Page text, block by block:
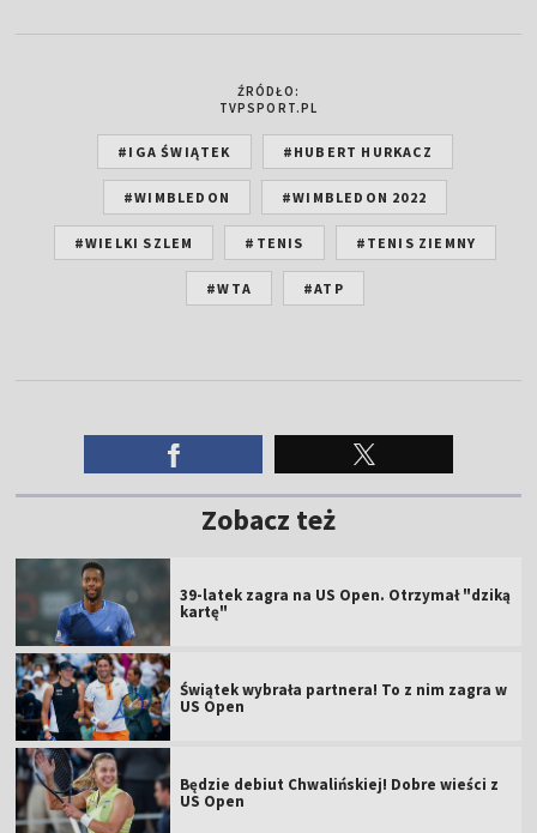
ŹRÓDŁO:
TVPSPORT.PL
#IGA ŚWIĄTEK #HUBERT HURKACZ
#WIMBLEDON #WIMBLEDON 2022
#WIELKI SZLEM #TENIS #TENIS ZIEMNY
#WTA #ATP
Zobacz też
39-latek zagra na US Open. Otrzymał "dziką
kartę"
Świątek wybrała partnera! To z nim zagra w
US Open
Będzie debiut Chwalińskiej! Dobre wieści z
US Open